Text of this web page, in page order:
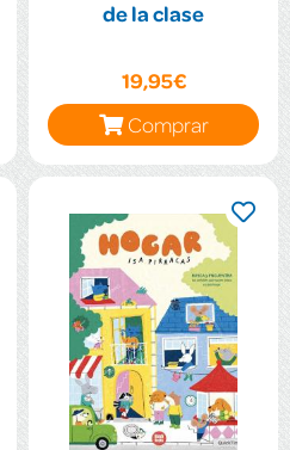
de la clase
19,95€
Comprar